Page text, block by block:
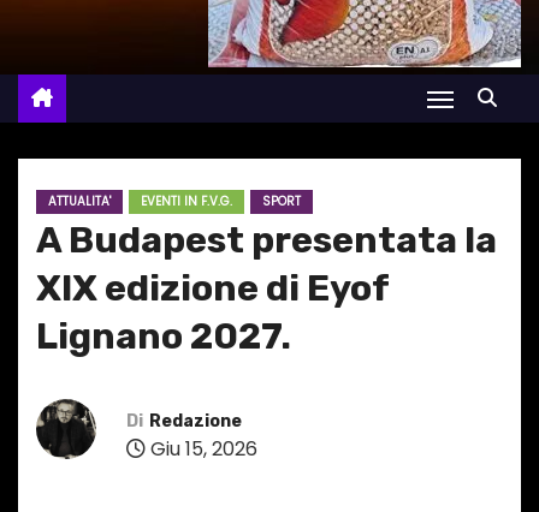
ATTUALITA' EVENTI IN F.V.G. SPORT
A Budapest presentata la
XIX edizione di Eyof
Lignano 2027.
Di Redazione
Giu 15, 2026